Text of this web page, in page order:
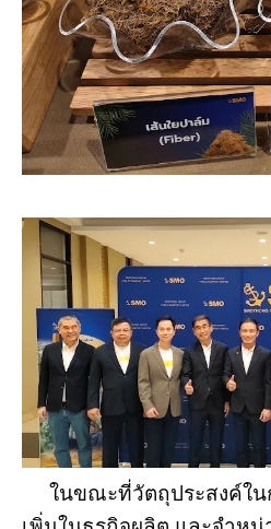
ในขณะที่วัตถุประสงค์ใน